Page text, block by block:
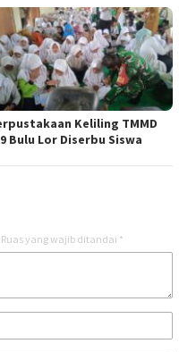
Keliling TMMD
Bulu Lor Diserbu Siswa
Ruas yang wajib ditandai *